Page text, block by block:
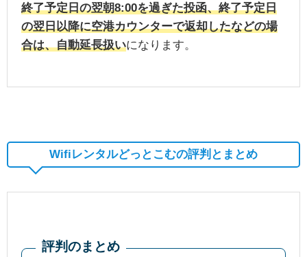
終了予定日の翌朝8:00を過ぎた投函、終了予定日
の翌日以降に空港カウンターで返却したなどの場
合は、自動延長扱いになります。
Wifiレンタルどっとこむの評判とまとめ
評判のまとめ